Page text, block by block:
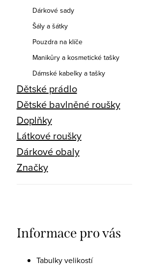
Dárkové sady
Šály a šátky
Pouzdra na klíče
Manikůry a kosmetické tašky
Dámské kabelky a tašky
Dětské prádlo
Dětské bavlněné roušky
Doplňky
Látkové roušky
Dárkové obaly
Značky
Informace pro vás
Tabulky velikostí